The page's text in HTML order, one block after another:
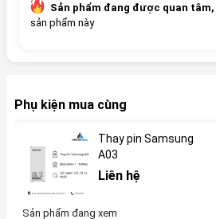
Sản phẩm đang được quan tâm,
sản phẩm này
Phụ kiện mua cùng
Thay pin Samsung
A03
Liên hệ
Sản phẩm đang xem